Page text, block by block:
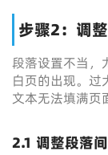
步骤2：调
段落设置不当，
白页的出现。过
文本无法填满页
2.1 调整段落